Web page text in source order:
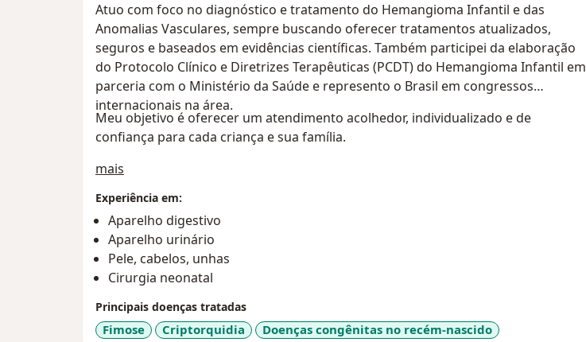
Atuo com foco no diagnóstico e tratamento do Hemangioma Infantil e das
Anomalias Vasculares, sempre buscando oferecer tratamentos atualizados,
seguros e baseados em evidências científicas. Também participei da elaboração
do Protocolo Clínico e Diretrizes Terapêuticas (PCDT) do Hemangioma Infantil em
parceria com o Ministério da Saúde e represento o Brasil em congressos
internacionais na área.
Meu objetivo é oferecer um atendimento acolhedor, individualizado e de
confiança para cada criança e sua família.
mais
Experiência em:
Aparelho digestivo
Aparelho urinário
Pele, cabelos, unhas
Cirurgia neonatal
Principais doenças tratadas
Fimose Criptorquidia
Doenças congênitas no recém-nascido